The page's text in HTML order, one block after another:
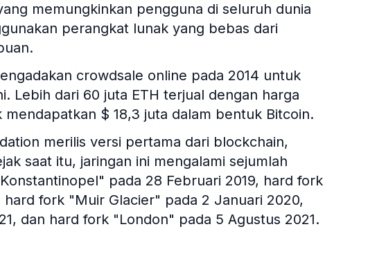
memungkinkan pengguna di seluruh dunia
perangkat lunak yang bebas dari
crowdsale online pada 2014 untuk
Lebih dari 60 juta ETH terjual dengan harga
$ 18,3 juta dalam bentuk Bitcoin.
merilis versi pertama dari blockchain,
saat itu, jaringan ini mengalami sejumlah
pada 28 Februari 2019, hard fork
fork "Muir Glacier" pada 2 Januari 2020,
dan hard fork "London" pada 5 Agustus 2021.